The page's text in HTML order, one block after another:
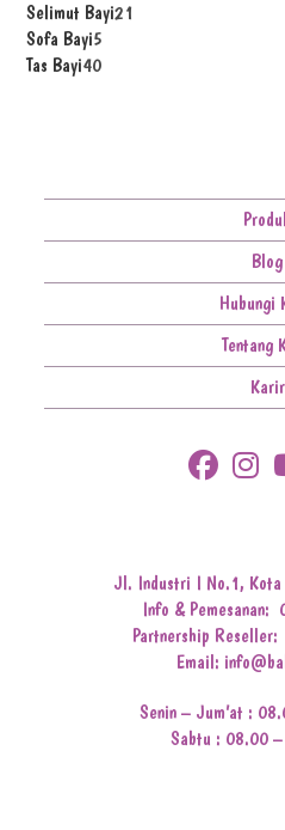
Selimut Bayi21
Sofa Bayi5
Tas Bayi40
Blog
Hubungi
Tentang
Karir
Jl. Industri I No.1, Kota
Info & Pemesanan:
Partnership Reseller:
Email:
Senin – Jum’at :
Sabtu : 08.00